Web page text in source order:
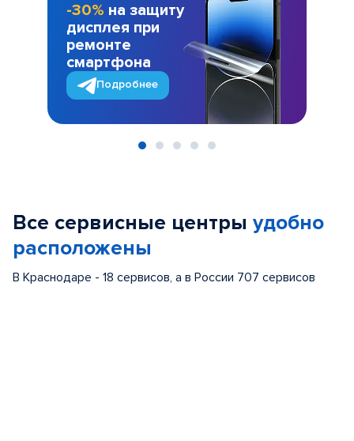
-30% на защиту
дисплея при
ремонте
смартфона
Подробнее
Все сервисные центры удобно
расположены
В Краснодаре - 18 сервисов, а в России 707 сервисов